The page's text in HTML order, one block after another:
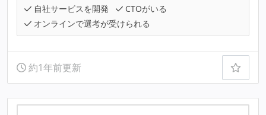
自社サービスを開発
CTOがいる
オンラインで選考が受けられる
約1年前更新